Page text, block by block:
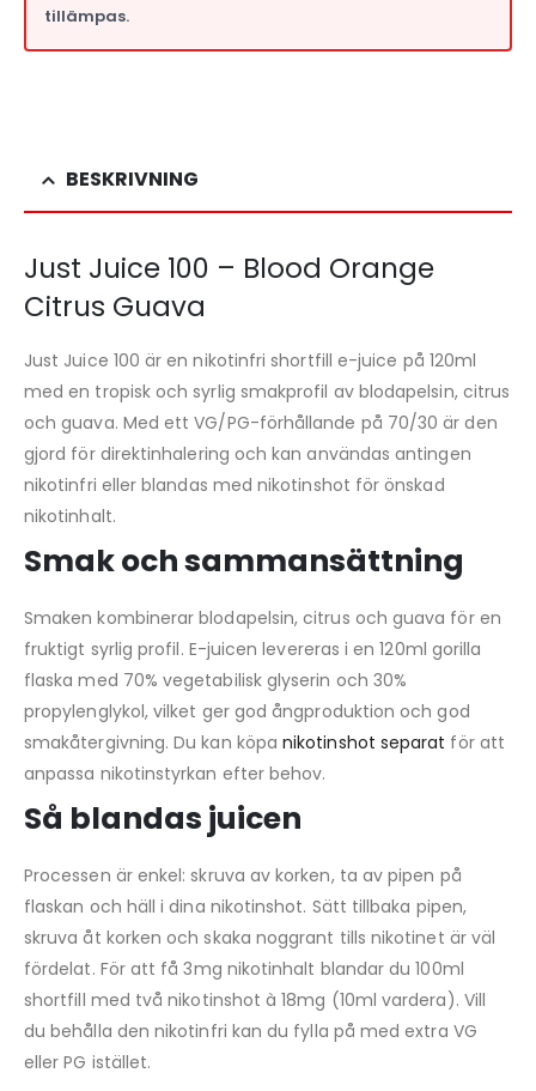
tillämpas.
BESKRIVNING
Just Juice 100 – Blood Orange
Citrus Guava
Just Juice 100 är en nikotinfri shortfill e-juice på 120ml
med en tropisk och syrlig smakprofil av blodapelsin, citrus
och guava. Med ett VG/PG-förhållande på 70/30 är den
gjord för direktinhalering och kan användas antingen
nikotinfri eller blandas med nikotinshot för önskad
nikotinhalt.
Smak och sammansättning
Smaken kombinerar blodapelsin, citrus och guava för en
fruktigt syrlig profil. E-juicen levereras i en 120ml gorilla
flaska med 70% vegetabilisk glyserin och 30%
propylenglykol, vilket ger god ångproduktion och god
smakåtergivning. Du kan köpanikotinshot separat för att
anpassa nikotinstyrkan efter behov.
Så blandas juicen
Processen är enkel: skruva av korken, ta av pipen på
flaskan och häll i dina nikotinshot. Sätt tillbaka pipen,
skruva åt korken och skaka noggrant tills nikotinet är väl
fördelat. För att få 3mg nikotinhalt blandar du 100ml
shortfill med två nikotinshot à 18mg (10ml vardera). Vill
du behålla den nikotinfri kan du fylla på med extra VG
eller PG istället.